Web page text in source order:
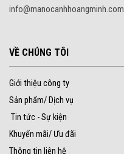
info@manocanhhoangminh.com
VỀ CHÚNG TÔI
Giới thiệu công ty
Sản phẩm/ Dịch vụ
Tin tức - Sự kiện
Khuyến mãi/ Ưu đãi
Thông tin liên hệ